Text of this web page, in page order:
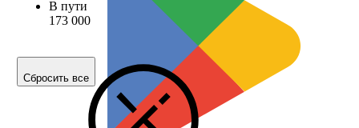
В пути
173 000
Сбросить все